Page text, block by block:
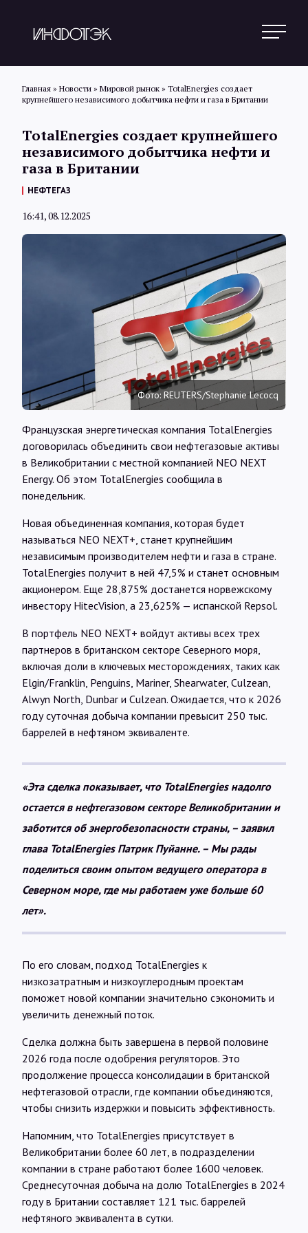
Новости
Обзоры
Интервью
Карты
О нас
@Infotek_Russia
Главная » Новости » Мировой рынок » TotalEnergies создает
крупнейшего независимого добытчика нефти и газа в Британии
TotalEnergies создает крупнейшего
независимого добытчика нефти и
газа в Британии
НЕФТЕГАЗ
16:41, 08.12.2025
Фото: REUTERS/Stephanie Lecocq
Французская энергетическая компания TotalEnergies
договорилась объединить свои нефтегазовые активы
в Великобритании с местной компанией NEO NEXT
Energy. Об этом TotalEnergies сообщила в
понедельник.
Новая объединенная компания, которая будет
называться NEO NEXT+, станет крупнейшим
независимым производителем нефти и газа в стране.
TotalEnergies получит в ней 47,5% и станет основным
акционером. Еще 28,875% достанется норвежскому
инвестору HitecVision, а 23,625% — испанской Repsol.
В портфель NEO NEXT+ войдут активы всех трех
партнеров в британском секторе Северного моря,
включая доли в ключевых месторождениях, таких как
Elgin/Franklin, Penguins, Mariner, Shearwater, Сulzean,
Alwyn North, Dunbar и Culzean. Ожидается, что к 2026
году суточная добыча компании превысит 250 тыс.
баррелей в нефтяном эквиваленте.
«Эта сделка показывает, что TotalEnergies надолго
остается в нефтегазовом секторе Великобритании и
заботится об энергобезопасности страны, – заявил
глава TotalEnergies Патрик Пуйанне. – Мы рады
поделиться своим опытом ведущего оператора в
Северном море, где мы работаем уже больше 60
лет».
По его словам, подход TotalEnergies к
низкозатратным и низкоуглеродным проектам
поможет новой компании значительно сэкономить и
увеличить денежный поток.
Сделка должна быть завершена в первой половине
2026 года после одобрения регуляторов. Это
продолжение процесса консолидации в британской
нефтегазовой отрасли, где компании объединяются,
чтобы снизить издержки и повысить эффективность.
Напомним, что TotalEnergies присутствует в
Великобритании более 60 лет, в подразделении
компании в стране работают более 1600 человек.
Среднесуточная добыча на долю TotalEnergies в 2024
году в Британии составляет 121 тыс. баррелей
нефтяного эквивалента в сутки.